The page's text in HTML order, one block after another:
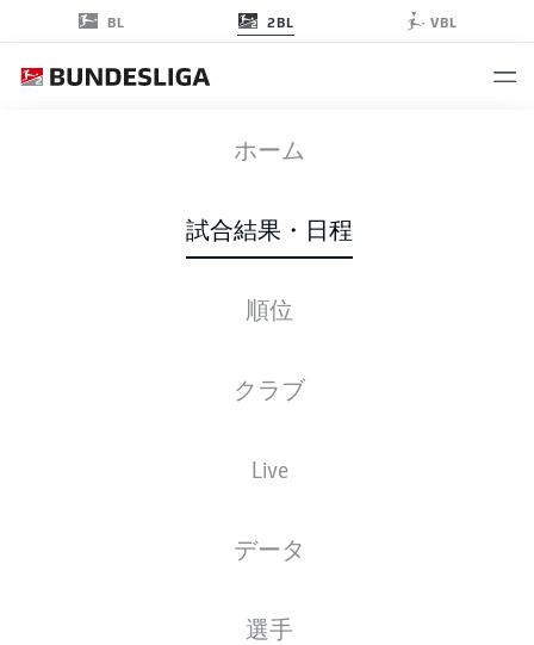
BL 2BL VBL
ホーム
試合結果・日程
順位
クラブ
Live
データ
選手
DSC S04
1 2
スターティングメンバー
スターティングメンバー